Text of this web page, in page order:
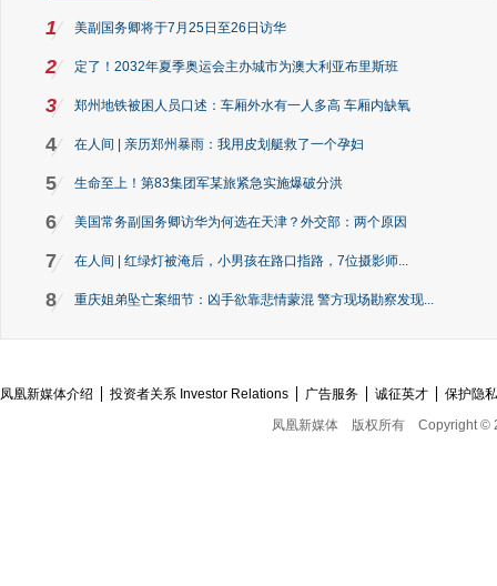
1 美副国务卿将于7月25日至26日访华
2 定了！2032年夏季奥运会主办城市为澳大利亚布里斯班
3 郑州地铁被困人员口述：车厢外水有一人多高 车厢内缺氧
4 在人间 | 亲历郑州暴雨：我用皮划艇救了一个孕妇
5 生命至上！第83集团军某旅紧急实施爆破分洪
6 美国常务副国务卿访华为何选在天津？外交部：两个原因
7 在人间 | 红绿灯被淹后，小男孩在路口指路，7位摄影师...
8 重庆姐弟坠亡案细节：凶手欲靠悲情蒙混 警方现场勘察发现...
凤凰新媒体介绍 投资者关系 Investor Relations 广告服务 诚征英才
保护隐
凤凰新媒体
版权所有 Copyright ©